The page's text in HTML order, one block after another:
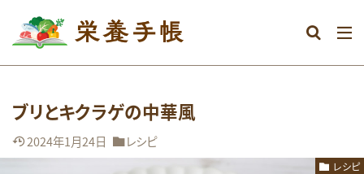
ブリとキクラゲの中華風
2024年1月24日 レシピ
レシピ
カテゴリー
タグ
DHA おなか